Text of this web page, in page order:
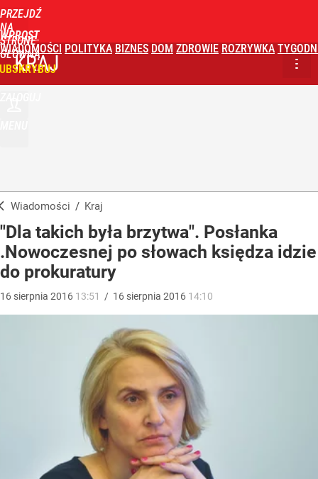
PRZEJDŹ
NA
STRONĘ
GŁÓWNĄ
WPROST
WIADOMOŚCI POLITYKA BIZNES DOM ZDROWIE ROZRYWKA
KRAJ
Wiadomości / Kraj
"Dla takich była brzytwa". Posłanka
.Nowoczesnej po słowach księdza idzie
do prokuratury
16 sierpnia 2016 13:51 / 16 sierpnia 2016 14:10